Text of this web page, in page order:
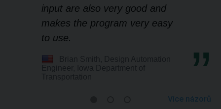
input are also very good and
makes the program very easy
to use.
Více názorů